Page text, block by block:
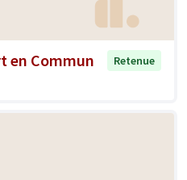
en Commun
Retenue